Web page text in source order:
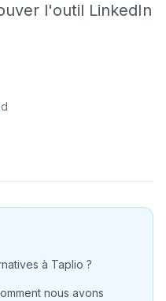
l'outil LinkedIn
à Taplio ?
nous avons